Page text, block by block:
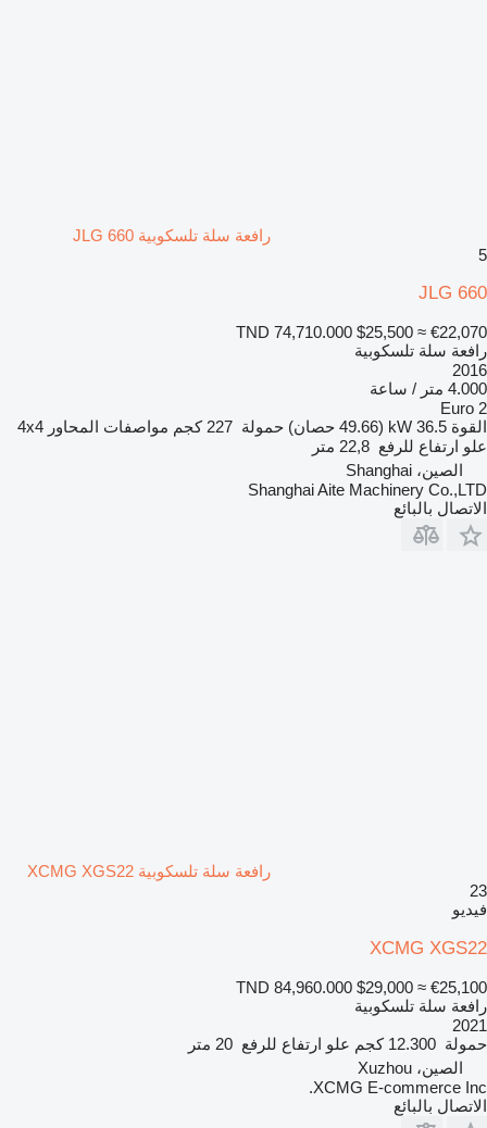
رافعة سلة تلسكوبية JLG 660
5
JLG 660
TND 74,710.000 $25,500 ≈ €22,070
رافعة سلة تلسكوبية
2016
4.000 متر / ساعة
Euro 2
القوة 36.5 kW (49.66 حصان) حمولة 227 كجم مواصفات المحاور 4x4
علو ارتفاع للرفع 22,8 متر
الصين، Shanghai
Shanghai Aite Machinery Co.,LTD
الاتصال بالبائع
رافعة سلة تلسكوبية XCMG XGS22
23
فيديو
XCMG XGS22
TND 84,960.000 $29,000 ≈ €25,100
رافعة سلة تلسكوبية
2021
حمولة 12.300 كجم علو ارتفاع للرفع 20 متر
الصين، Xuzhou
XCMG E-commerce Inc.
الاتصال بالبائع